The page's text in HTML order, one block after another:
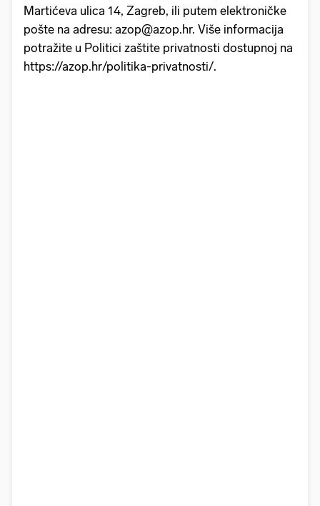
Martićeva ulica 14, Zagreb, ili putem elektroničke
pošte na adresu: azop@azop.hr. Više informacija
potražite u Politici zaštite privatnosti dostupnoj na
https://azop.hr/politika-privatnosti/.